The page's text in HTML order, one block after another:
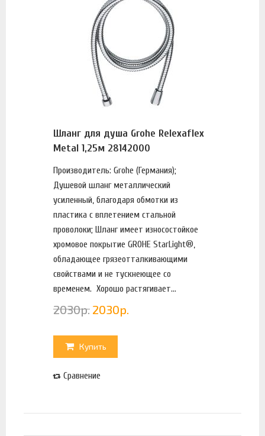
Шланг для душа Grohe Relexaflex
Metal 1,25м 28142000
Производитель: Grohe (Германия);
Душевой шланг металлический
усиленный, благодаря обмотки из
пластика с вплетением стальной
проволоки; Шланг имеет износостойкое
хромовое покрытие GROHE StarLight®,
обладающее грязеотталкивающими
свойствами и не тускнеющее со
временем. Хорошо растягивает...
2030р. 2030р.
Купить
Сравнение